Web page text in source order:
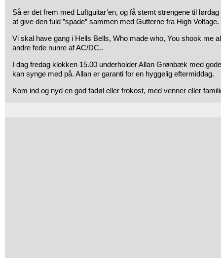
Så er det frem med Luftguitar’en, og få stemt strengene til
at give den fuld ”spade” sammen med Gutterne fra High Voltage.
Vi skal have gang i Hells Bells, Who made who, You shook me
andre fede nunre af AC/DC..
I dag fredag klokken 15.00 underholder Allan Grønbæk med
kan synge med på. Allan er garanti for en hyggelig eftermiddag.
Kom ind og nyd en god fadøl eller frokost, med venner eller